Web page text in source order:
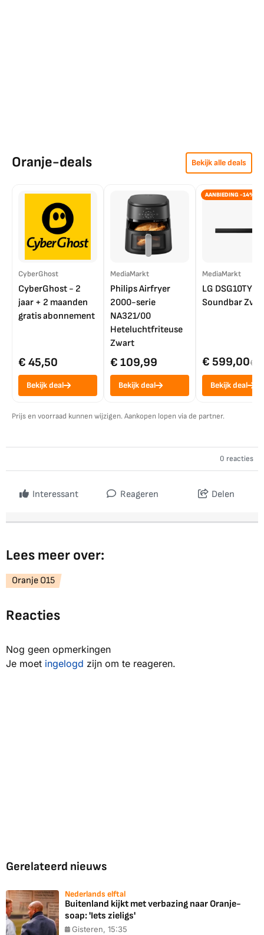
Oranje-deals Bekijk alle deals
CyberGhost
CyberGhost - 2
jaar + 2 maanden
gratis abonnement
€ 45,50
Bekijk deal
MediaMarkt
Philips Airfryer
2000-serie
NA321/00
Heteluchtfriteuse
Zwart
€ 109,99
Bekijk deal
AANBIEDING -14%
MediaMarkt
LG DSG10TY
Soundbar
€ 599,00€
Bekijk deal
Prijs en voorraad kunnen wijzigen. Aankopen lopen via de partner.
0 reacties
Interessant Reageren Delen
Lees meer over:
Oranje O15
Reacties
Nog geen opmerkingen
Je moet ingelogd zijn om te reageren.
Gerelateerd nieuws
Nederlands elftal
Buitenland kijkt met verbazing naar Oranje-
soap: 'Iets zieligs'
Gisteren, 15:35